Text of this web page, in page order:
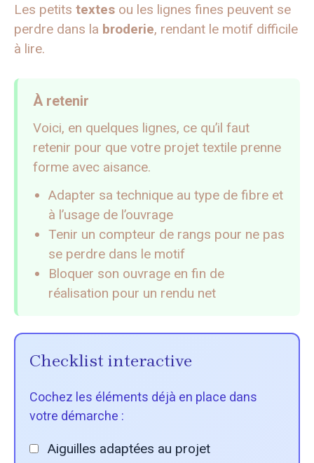
Les petits textes ou les lignes fines peuvent se
perdre dans la broderie, rendant le motif difficile
à lire.
À retenir
Voici, en quelques lignes, ce qu’il faut
retenir pour que votre projet textile prenne
forme avec aisance.
Adapter sa technique au type de fibre et
à l’usage de l’ouvrage
Tenir un compteur de rangs pour ne pas
se perdre dans le motif
Bloquer son ouvrage en fin de
réalisation pour un rendu net
Checklist interactive
Cochez les éléments déjà en place dans
votre démarche :
Aiguilles adaptées au projet